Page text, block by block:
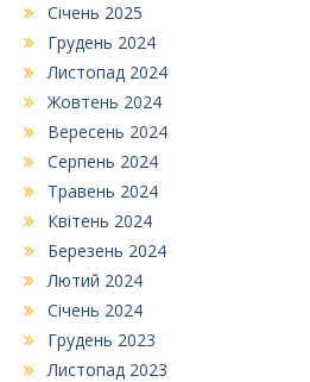
Січень 2025
Грудень 2024
Листопад 2024
Жовтень 2024
Вересень 2024
Серпень 2024
Травень 2024
Квітень 2024
Березень 2024
Лютий 2024
Січень 2024
Грудень 2023
Листопад 2023